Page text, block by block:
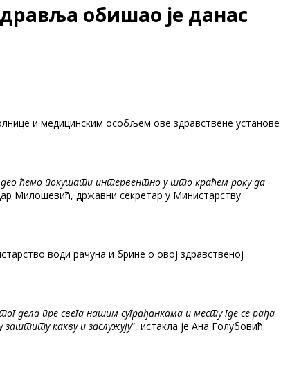
обишао је данас
и медицинским особљем ове здравствене установе
део ћемо покушати интервентно у што краћем року да
Милошевић, државни секретар у Министарству
води рачуна и брине о овој здравственој
дела пре свега нашим суграђанкама и месту где се рађа
какву и заслужују“, истакла је Ана Голубовић